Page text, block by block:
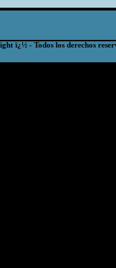
ï¿½ - Todos los derechos